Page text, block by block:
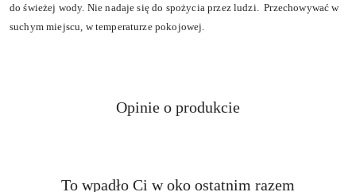
do świeżej wody. Nie nadaje się do spożycia przez ludzi. Przechowywać w
suchym miejscu, w temperaturze pokojowej.
Opinie o produkcie
Produkty
To wpadło Ci w oko ostatnim razem